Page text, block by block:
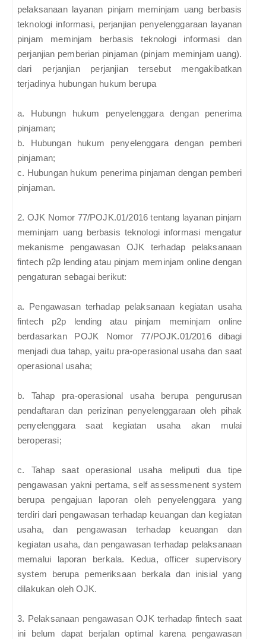
pelaksanaan layanan pinjam meminjam uang berbasis
teknologi informasi, perjanjian penyelenggaraan layanan
pinjam meminjam berbasis teknologi informasi dan
perjanjian pemberian pinjaman (pinjam meminjam uang).
dari perjanjian perjanjian tersebut mengakibatkan
terjadinya hubungan hukum berupa
a.
Hubungn hukum penyelenggara dengan penerima
pinjaman;
b.
Hubungan hukum penyelenggara dengan pemberi
pinjaman;
c. Hubungan hukum penerima pinjaman dengan pemberi
pinjaman.
2. OJK Nomor 77/POJK.01/2016 tentang layanan pinjam
meminjam uang berbasis teknologi informasi mengatur
mekanisme pengawasan OJK terhadap pelaksanaan
fintech p2p lending atau pinjam meminjam online dengan
pengaturan sebagai berikut:
a. Pengawasan terhadap pelaksanaan kegiatan usaha
fintech p2p lending atau pinjam meminjam online
berdasarkan POJK Nomor 77/POJK.01/2016 dibagi
menjadi dua tahap, yaitu pra-operasional usaha dan saat
operasional usaha;
b. Tahap pra-operasional usaha berupa pengurusan
pendaftaran dan perizinan penyelenggaraan oleh pihak
penyelenggara saat kegiatan usaha akan mulai
beroperasi;
c. Tahap saat operasional usaha meliputi dua tipe
pengawasan yakni pertama, self assessmenent system
berupa pengajuan laporan oleh penyelenggara yang
terdiri dari pengawasan terhadap keuangan dan kegiatan
usaha, dan pengawasan terhadap keuangan dan
kegiatan usaha, dan pengawasan terhadap pelaksanaan
memalui laporan berkala. Kedua, officer supervisory
system berupa pemeriksaan berkala dan inisial yang
dilakukan oleh OJK.
3. Pelaksanaan pengawasan OJK terhadap fintech saat
ini belum dapat berjalan optimal karena pengawasan